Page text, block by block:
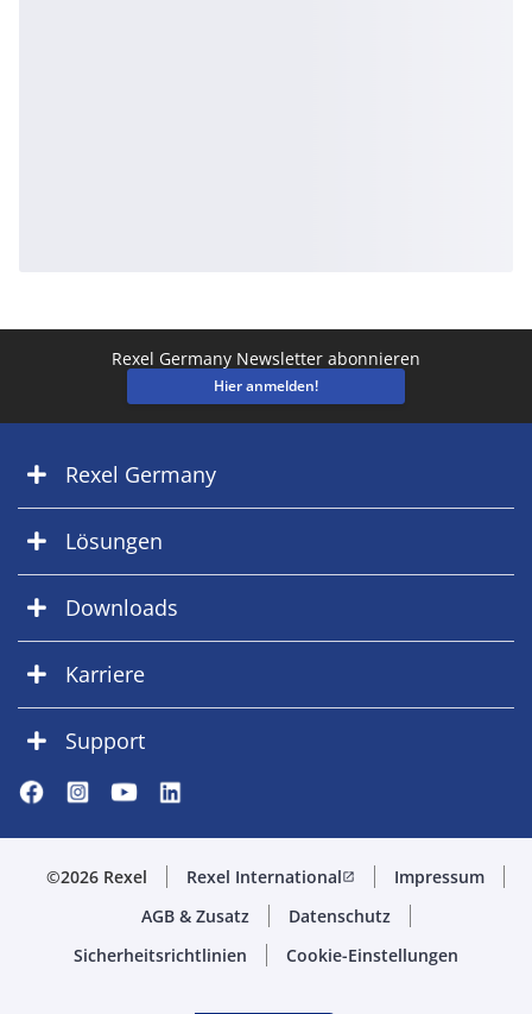
Rexel Germany Newsletter abonnieren
Hier anmelden!
Rexel Germany
Lösungen
Downloads
Karriere
Support
©2026 Rexel Rexel Internationalopen_in_new
Impressum
AGB & Zusatz
Datenschutz
Sicherheitsrichtlinien
Cookie-Einstellungen